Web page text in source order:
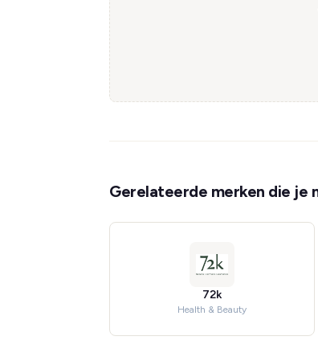
Gerelateerde merken die je
72k
Health & Beauty